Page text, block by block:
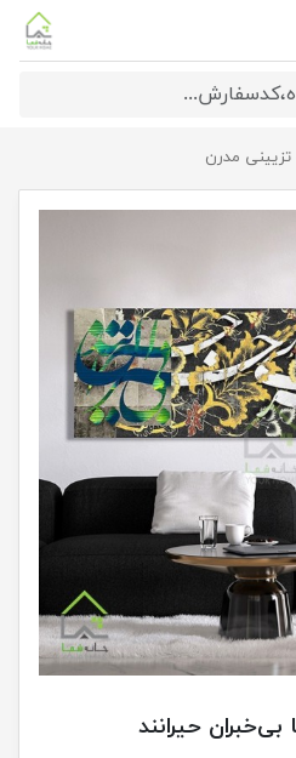
تزیینی مدرن
بی‌خبران حیرانند